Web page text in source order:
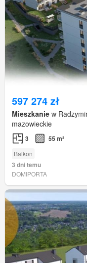
597 274 zł
Mieszkanie w
mazowieckie
3 55 m²
Balkon
3 dni temu
DOMIPORTA